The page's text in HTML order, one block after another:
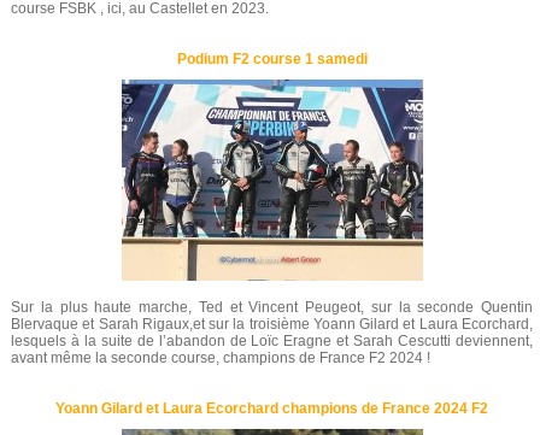
course FSBK , ici, au Castellet en 2023.
Podium F2 course 1 samedi
Sur la plus haute marche, Ted et Vincent Peugeot, sur la seconde Quentin
Blervaque et Sarah Rigaux,et sur la troisième Yoann Gilard et Laura Ecorchard,
lesquels à la suite de l’abandon de Loïc Eragne et Sarah Cescutti deviennent,
avant même la seconde course, champions de France F2 2024 !
Yoann Gilard et Laura Ecorchard champions de France 2024 F2